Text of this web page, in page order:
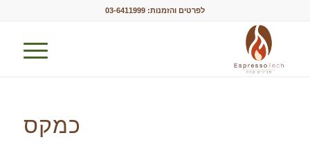
לפרטים והזמנות: 03-6411999
כמקס